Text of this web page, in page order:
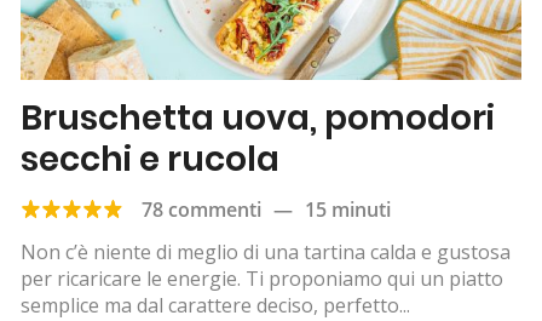
Bruschetta uova, pomodori
secchi e rucola
78 commenti — 15 minuti
Non c’è niente di meglio di una tartina calda e gustosa
per ricaricare le energie. Ti proponiamo qui un piatto
semplice ma dal carattere deciso, perfetto...